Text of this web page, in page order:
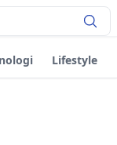
Lifestyle